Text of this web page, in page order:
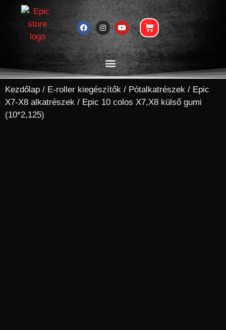
Kezdőlap / E-roller kiegészítők / Pótalkatrészek / Epic
X7-X8 alkatrészek / Epic 10 colos X7,X8 külső gumi
(10*2,125)